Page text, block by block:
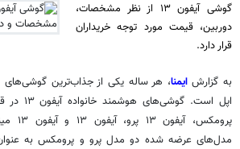
گوشی آیفون ۱۳ از نظر مشخصات،
دوربین، قیمت مورد توجه خریداران
قرار دارد.
به گزارشایمنا، هر ساله یکی از جذاب‌ترین گوشی‌های
مدل‌های عرضه شده دو مدل پرو و پرومکس به